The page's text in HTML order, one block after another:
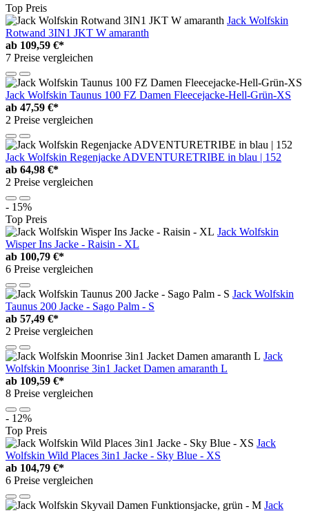
Top Preis
Jack Wolfskin
Rotwand 3IN1 JKT W amaranth
ab 109,59 €*
7 Preise vergleichen
Jack Wolfskin Taunus 100 FZ Damen Fleecejacke-Hell-Grün-XS
ab 47,59 €*
2 Preise vergleichen
Jack Wolfskin Regenjacke ADVENTURETRIBE in blau | 152
ab 64,98 €*
2 Preise vergleichen
- 15%
Top Preis
Jack Wolfskin
Wisper Ins Jacke - Raisin - XL
ab 100,79 €*
6 Preise vergleichen
Jack Wolfskin
Taunus 200 Jacke - Sago Palm - S
ab 57,49 €*
2 Preise vergleichen
Jack
Wolfskin Moonrise 3in1 Jacket Damen amaranth L
ab 109,59 €*
8 Preise vergleichen
- 12%
Top Preis
Jack
Wolfskin Wild Places 3in1 Jacke - Sky Blue - XS
ab 104,79 €*
6 Preise vergleichen
Jack